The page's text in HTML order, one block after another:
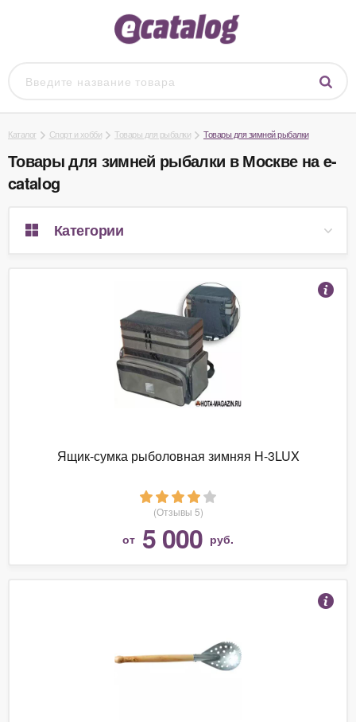
Каталог Спорт и хобби Товары для рыбалки Товары для зимней рыбалки
Товары для зимней рыбалки в Москве на e-
catalog
Категории
Ящик-сумка рыболовная зимняя H-3LUX
(Отзывы 5)
от 5 000 руб.